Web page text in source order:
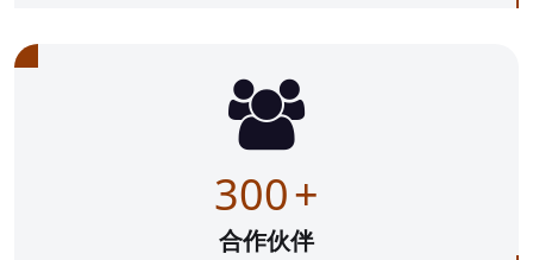
300+
合作伙伴